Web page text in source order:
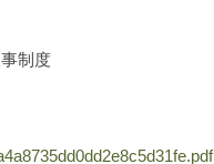
制度